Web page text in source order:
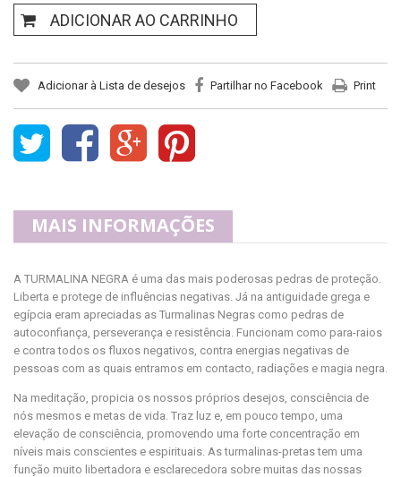
ADICIONAR AO CARRINHO
Adicionar à Lista de desejos Partilhar no Facebook Print
MAIS INFORMAÇÕES
A TURMALINA NEGRA é uma das mais poderosas pedras de proteção.
Liberta e protege de influências negativas. Já na antiguidade grega e
egípcia eram apreciadas as Turmalinas Negras como pedras de
autoconfiança, perseverança e resistência. Funcionam como para-raios
e contra todos os fluxos negativos, contra energias negativas de
pessoas com as quais entramos em contacto, radiações e magia negra.
Na meditação, propicia os nossos próprios desejos, consciência de
nós mesmos e metas de vida. Traz luz e, em pouco tempo, uma
elevação de consciência, promovendo uma forte concentração em
níveis mais conscientes e espirituais. As turmalinas-pretas tem uma
função muito libertadora e esclarecedora sobre muitas das nossas